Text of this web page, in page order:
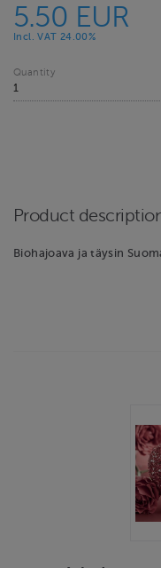
5.50 EUR
Incl. VAT 24.00%
Quantity
Product
Biohajoava ja täysin